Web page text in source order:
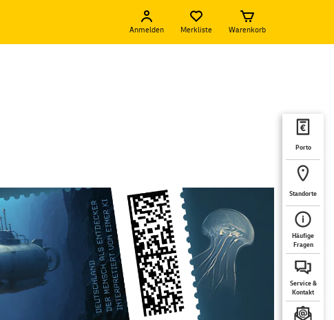
Anmelden Merkliste Warenkorb
Porto
Standorte
Häufige
Fragen
Service &
Kontakt